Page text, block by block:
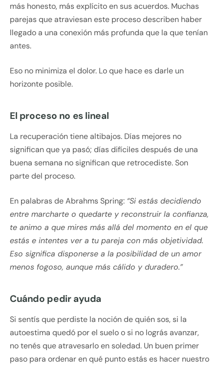
más honesto, más explícito en sus acuerdos. Muchas
parejas que atraviesan este proceso describen haber
llegado a una conexión más profunda que la que tenían
antes.
Eso no minimiza el dolor. Lo que hace es darle un
horizonte posible.
El proceso no es lineal
La recuperación tiene altibajos. Días mejores no
significan que ya pasó; días difíciles después de una
buena semana no significan que retrocediste. Son
parte del proceso.
En palabras de Abrahms Spring: “Si estás decidiendo
entre marcharte o quedarte y reconstruir la confianza,
te animo a que mires más allá del momento en el que
estás e intentes ver a tu pareja con más objetividad.
Eso significa disponerse a la posibilidad de un amor
menos fogoso, aunque más cálido y duradero.”
Cuándo pedir ayuda
Si sentís que perdiste la noción de quién sos, si la
autoestima quedó por el suelo o si no lográs avanzar,
no tenés que atravesarlo en soledad. Un buen primer
paso para ordenar en qué punto estás es hacer nuestro